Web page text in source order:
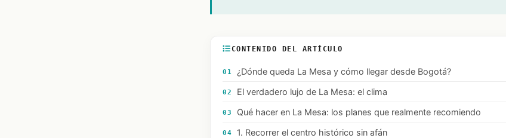
CONTENIDO DEL ARTÍCULO
01 ¿Dónde queda La Mesa y cómo llegar desde Bogotá?
02 El verdadero lujo de La Mesa: el clima
03 Qué hacer en La Mesa: los planes que realmente recomiendo
04 1. Recorrer el centro histórico sin afán